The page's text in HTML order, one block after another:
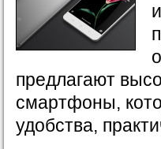
предлагают
смартфоны,
удобства,